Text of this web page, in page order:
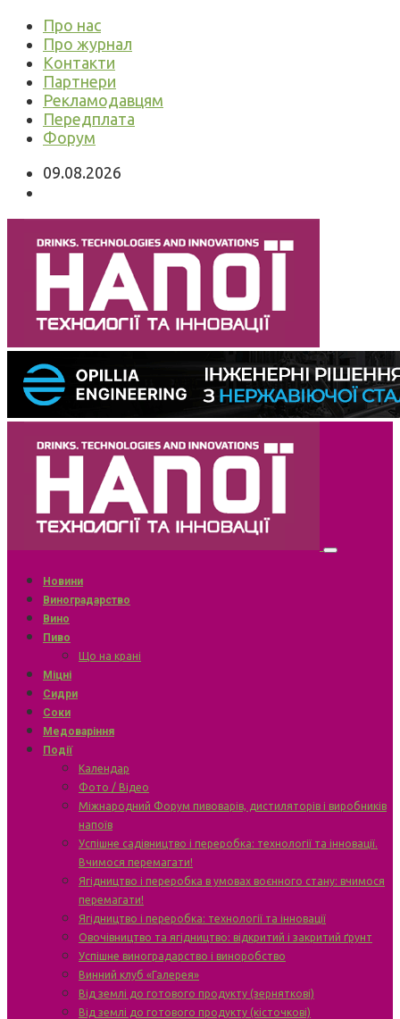
Про нас
Про журнал
Контакти
Партнери
Рекламодавцям
Передплата
Форум
09.08.2026
Новини
Виноградарство
Вино
Пиво
Що на крані
Міцні
Сидри
Соки
Медоваріння
Події
Календар
Фото / Відео
Міжнародний Форум пивоварів, дистиляторів і виробників
напоїв
Успішне садівництво і переробка: технології та інновації.
Вчимося перемагати!
Ягідництво і переробка в умовах воєнного стану: вчимося
перемагати!
Ягідництво і переробка: технології та інновації
Овочівництво та ягідництво: відкритий і закритий ґрунт
Успішне виноградарство і виноробство
Винний клуб «Галерея»
Від землі до готового продукту (зерняткові)
Від землі до готового продукту (кісточкові)